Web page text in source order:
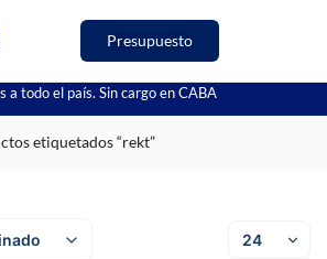
Presupuesto
a todo el país. Sin cargo en CABA
etiquetados “rekt”